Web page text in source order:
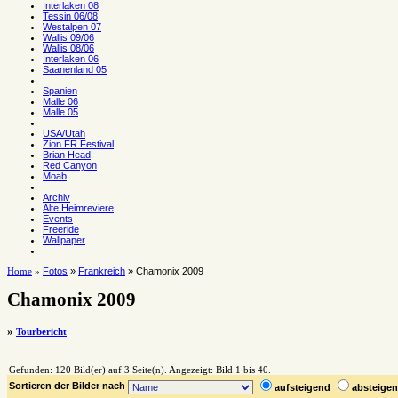
Interlaken 08
Tessin 06/08
Westalpen 07
Wallis 09/06
Wallis 08/06
Interlaken 06
Saanenland 05
Spanien
Malle 06
Malle 05
USA/Utah
Zion FR Festival
Brian Head
Red Canyon
Moab
Archiv
Alte Heimreviere
Events
Freeride
Wallpaper
Home » Fotos » Frankreich » Chamonix 2009
Chamonix 2009
» Tourbericht
Gefunden: 120 Bild(er) auf 3 Seite(n). Angezeigt: Bild 1 bis 40.
Sortieren der Bilder nach aufsteigend